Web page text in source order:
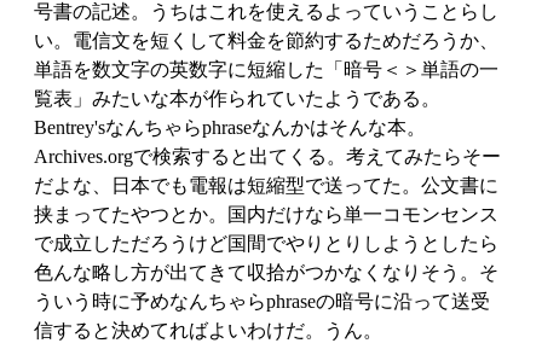
号書の記述。うちはこれを使えるよっていうことらし
い。電信文を短くして料金を節約するためだろうか、
単語を数文字の英数字に短縮した「暗号＜＞単語の一
覧表」みたいな本が作られていたようである。
Bentrey'sなんちゃらphraseなんかはそんな本。
Archives.orgで検索すると出てくる。考えてみたらそー
だよな、日本でも電報は短縮型で送ってた。公文書に
挟まってたやつとか。国内だけなら単一コモンセンス
で成立しただろうけど国間でやりとりしようとしたら
色んな略し方が出てきて収拾がつかなくなりそう。そ
ういう時に予めなんちゃらphraseの暗号に沿って送受
信すると決めてればよいわけだ。うん。